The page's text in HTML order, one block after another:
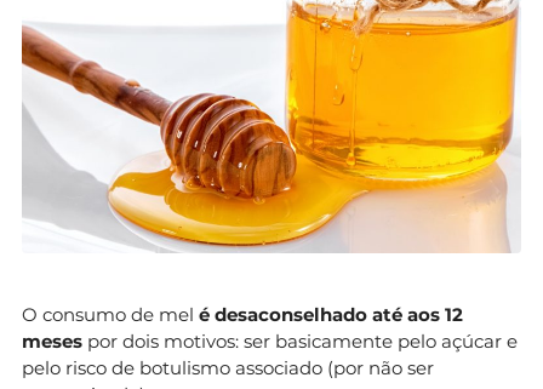
O consumo de mel é desaconselhado até aos 12
meses por dois motivos: ser basicamente pelo açúcar e
pelo risco de botulismo associado (por não ser